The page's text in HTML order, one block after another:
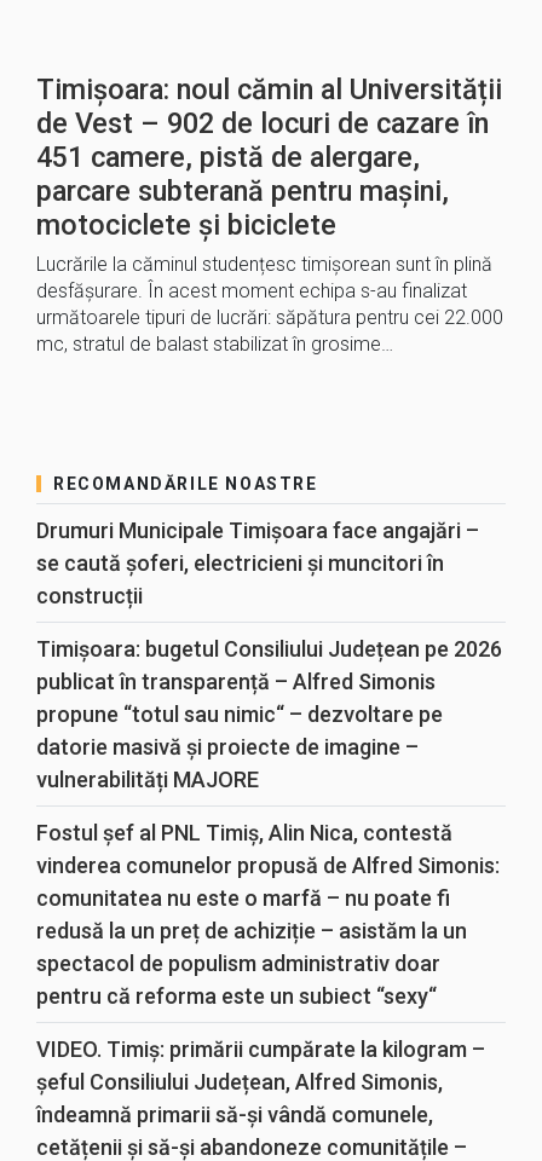
Timișoara: noul cămin al Universității
de Vest – 902 de locuri de cazare în
451 camere, pistă de alergare,
parcare subterană pentru mașini,
motociclete și biciclete
Lucrările la căminul studențesc timișorean sunt în plină
desfășurare. În acest moment echipa s-au finalizat
următoarele tipuri de lucrări: săpătura pentru cei 22.000
mc, stratul de balast stabilizat în grosime…
RECOMANDĂRILE NOASTRE
Drumuri Municipale Timișoara face angajări –
se caută șoferi, electricieni și muncitori în
construcții
Timișoara: bugetul Consiliului Județean pe 2026
publicat în transparență – Alfred Simonis
propune “totul sau nimic“ – dezvoltare pe
datorie masivă și proiecte de imagine –
vulnerabilități MAJORE
Fostul șef al PNL Timiș, Alin Nica, contestă
vinderea comunelor propusă de Alfred Simonis:
comunitatea nu este o marfă – nu poate fi
redusă la un preț de achiziție – asistăm la un
spectacol de populism administrativ doar
pentru că reforma este un subiect “sexy“
VIDEO. Timiș: primării cumpărate la kilogram –
șeful Consiliului Județean, Alfred Simonis,
îndeamnă primarii să-și vândă comunele,
cetățenii și să-și abandoneze comunitățile –